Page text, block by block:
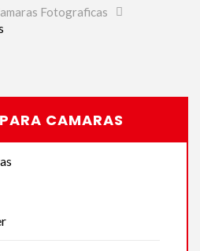
Fotograficas
CAMARAS